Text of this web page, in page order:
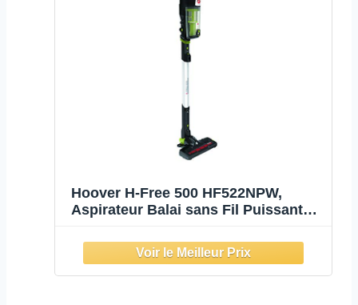
Hoover H-Free 500 HF522NPW,
Aspirateur Balai sans Fil Puissant
Affichage LED, Compact, Brosse
Poils d’Animaux, Position Parking,
Contrôle à Distance (Wi-FI